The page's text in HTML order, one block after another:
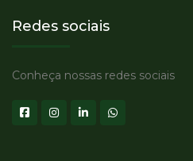
Redes sociais
Conheça nossas redes sociais